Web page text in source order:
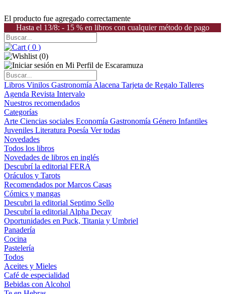
El producto fue agregado correctamente
Hasta el 13/8: - 15 % en libros con cualquier método de pago
( 0 )
(0)
Libros Vinilos Gastronomía Alacena Tarjeta de Regalo Talleres
Agenda Revista Intervalo
Nuestros recomendados
Categorías
Arte Ciencias sociales Economía Gastronomía Género Infantiles
Juveniles Literatura Poesía Ver todas
Novedades
Todos los libros
Novedades de libros en inglés
Descubrí la editorial FERA
Oráculos y Tarots
Recomendados por Marcos Casas
Cómics y mangas
Descubri la editorial Septimo Sello
Descubrí la editorial Alpha Decay
Oportunidades en Puck, Titania y Umbriel
Panadería
Cocina
Pastelería
Todos
Aceites y Mieles
Café de especialidad
Bebidas con Alcohol